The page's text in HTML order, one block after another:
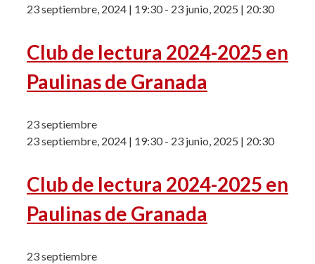
23 septiembre, 2024 | 19:30- 23 junio, 2025 | 20:30
Club de lectura 2024-2025 en
Paulinas de Granada
23 septiembre
23 septiembre, 2024 | 19:30- 23 junio, 2025 | 20:30
Club de lectura 2024-2025 en
Paulinas de Granada
23 septiembre